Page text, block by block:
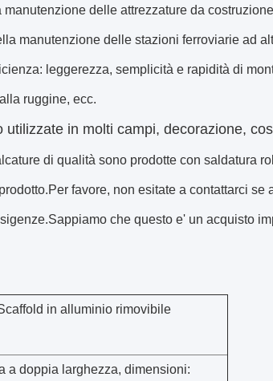
delle attrezzature da
manutenzione delle stazioni ferroviarie ad
leggerezza, semplicità e rapidità di
ruggine, ecc.
in molti campi, decorazione,
di qualità sono prodotte con saldatura
favore, non esitate a contattarci se
che questo e' un acquisto
in alluminio rimovibile
a doppia larghezza, dimensioni: